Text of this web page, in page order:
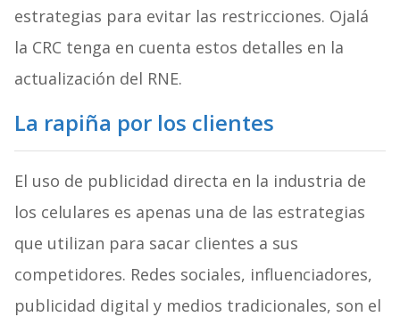
estrategias para evitar las restricciones. Ojalá
la CRC tenga en cuenta estos detalles en la
actualización del RNE.
La rapiña por los clientes
El uso de publicidad directa en la industria de
los celulares es apenas una de las estrategias
que utilizan para sacar clientes a sus
competidores. Redes sociales, influenciadores,
publicidad digital y medios tradicionales, son el